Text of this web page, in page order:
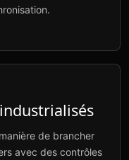
de brancher
avec des contrôles